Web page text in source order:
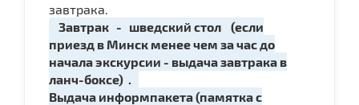
завтрака.
Завтрак - шведский стол
(если
приезд в Минск менее чем за час до
начала экскурсии - выдача завтрака в
ланч-боксе) .
Выдача информпакета (памятка с